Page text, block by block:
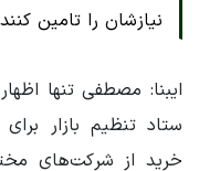
نیازشان را تامین
ایبنا: مصطفی تنها
ستاد تنظیم بازار
خرید از شرکت‌های